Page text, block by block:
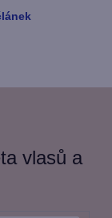
vlasů a